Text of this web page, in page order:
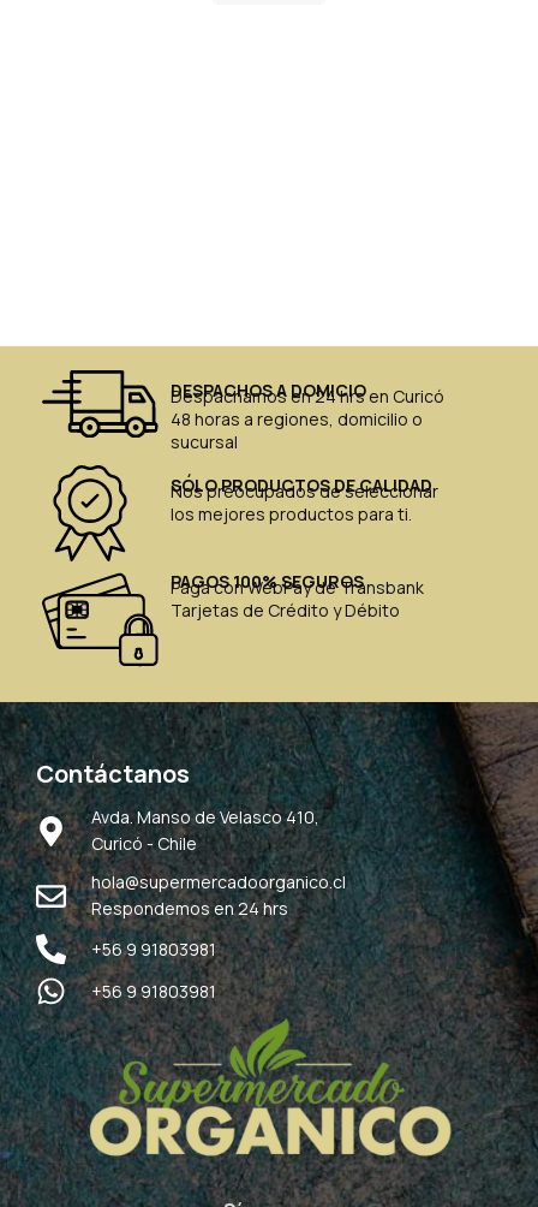
DESPACHOS A DOMICIO
Despachamos en 24 hrs en Curicó
48 horas a regiones, domicilio o
sucursal
SÓLO PRODUCTOS DE CALIDAD
Nos preocupados de seleccionar
los mejores productos para ti.
PAGOS 100% SEGUROS
Paga con WebPay de Transbank
Tarjetas de Crédito y Débito
Contáctanos
Avda. Manso de Velasco 410,
Curicó - Chile
hola@supermercadoorganico.cl
Respondemos en 24 hrs
+56 9 91803981
+56 9 91803981